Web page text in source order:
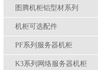
图腾机柜铝型材系列
机柜可选配件
PF系列服务器机柜
K3系列网络服务器机柜